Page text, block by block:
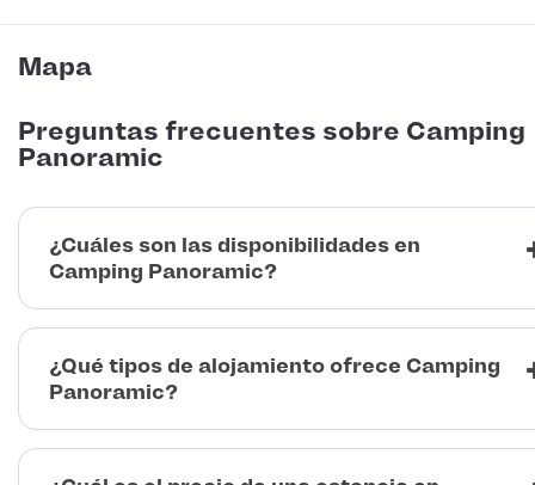
Mapa
Preguntas frecuentes sobre Camping
Panoramic
¿Cuáles son las disponibilidades en
Camping Panoramic?
¿Qué tipos de alojamiento ofrece Camping
Panoramic?